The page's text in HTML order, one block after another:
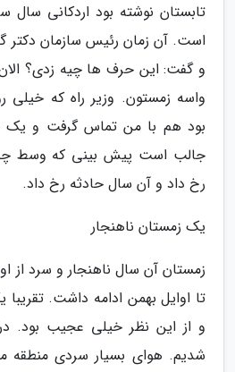
تابستان نوشته بود اردکانی سال
است. آن زمان رئیس سازمان دکتر
و گفت: این حرف ها چیه زدی؟
واسه زمستون. وزیر راه که
بود هم با من تماس گرفت و یک
جالب است پیش بینی که وسط چله
رخ داد و آن سال حادثه رخ داد.
یک زمستان ناهنجار
زمستان آن سال ناهنجار و سرد از
تا اوایل بهمن ادامه داشت.
و از این نظر خیلی عجیب بود.
شدیم. هوای بسیار سردی منطقه